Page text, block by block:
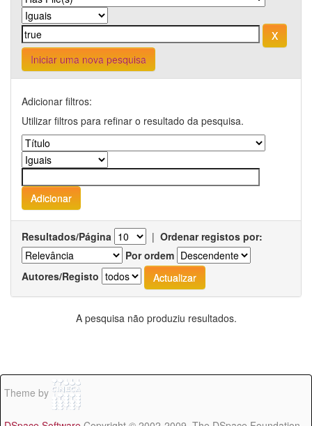
Iniciar uma nova pesquisa
Adicionar filtros:
Utilizar filtros para refinar o resultado da pesquisa.
Resultados/Página | Ordenar registos por:
Por ordem
Autores/Registo
A pesquisa não produziu resultados.
Theme by